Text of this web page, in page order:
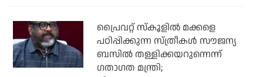
പ്രൈവറ്റ് സ്‌കൂളില്‍ മക്കളെ
പഠിപ്പിക്കുന്ന സ്ത്രീകള്‍ സൗജന്യ
ബസില്‍ തള്ളിക്കയറുന്നെന്ന്
ഗതാഗത മന്ത്രി;